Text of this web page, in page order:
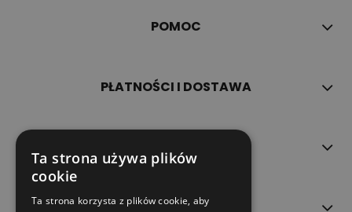
POMOC
PŁATNOŚCI I DOSTAWA
O NAS
Ta strona używa plików
cookie
Ta strona korzysta z plików cookie, aby